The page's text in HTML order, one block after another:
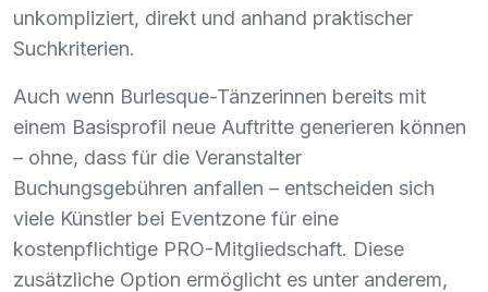
unkompliziert, direkt und anhand praktischer
Suchkriterien.
Auch wenn Burlesque-Tänzerinnen bereits mit
einem Basisprofil neue Auftritte generieren können
– ohne, dass für die Veranstalter
Buchungsgebühren anfallen – entscheiden sich
viele Künstler bei Eventzone für eine
kostenpflichtige PRO-Mitgliedschaft. Diese
zusätzliche Option ermöglicht es unter anderem,